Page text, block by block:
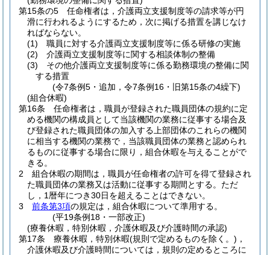
第15条の5
任命権者は，介護両立支援制度等の請求等が円
滑に行われるようにするため，次に掲げる措置を講じなけ
ればならない。
(1)
職員に対する介護両立支援制度等に係る研修の実施
(2)
介護両立支援制度等に関する相談体制の整備
(3)
その他介護両立支援制度等に係る勤務環境の整備に関
する措置
(令7条例5・追加，令7条例16・旧第15条の4繰下)
(組合休暇)
第16条
任命権者は，職員が登録された職員団体の規約に定
める機関の構成員として当該機関の業務に従事する場合及
び登録された職員団体の加入する上部団体のこれらの機関
に相当する機関の業務で，当該職員団体の業務と認められ
るものに従事する場合に限り，組合休暇を与えることがで
きる。
2
組合休暇の期間は，職員が任命権者の許可を得て登録され
た職員団体の業務又は活動に従事する期間とする。 ただ
し，1暦年につき30日を超えることはできない。
3
前条第3項の規定は，組合休暇について準用する。
(平19条例18・一部改正)
(療養休暇，特別休暇，介護休暇及び介護時間の承認)
第17条
療養休暇，特別休暇(規則で定めるものを除く。) ，
介護休暇及び介護時間については，規則の定めるところに